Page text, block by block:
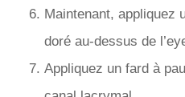
Maintenant, appliquez
doré au-dessus de
Appliquez un fard à